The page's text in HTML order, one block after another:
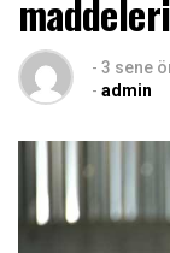
- 3 sene
- admin